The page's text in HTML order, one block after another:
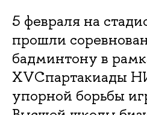
5 февраля на
прошли
бадминтону в
XVСпартакиады
упорной борьбы